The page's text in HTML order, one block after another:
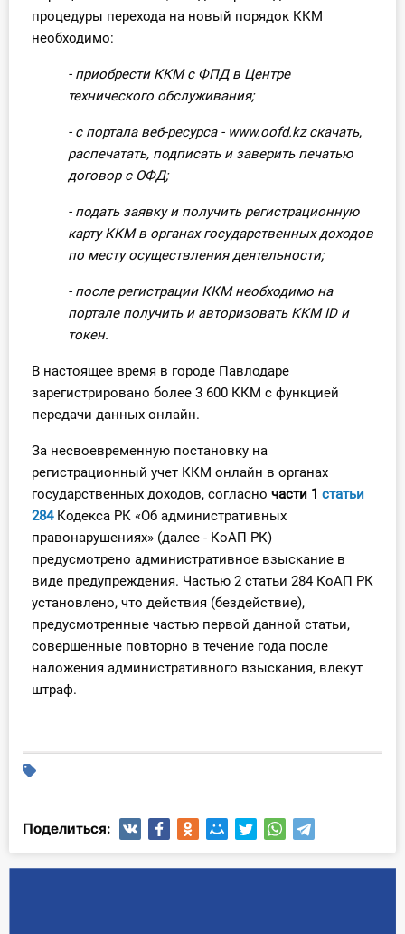
процедуры перехода на новый порядок ККМ
необходимо:
- приобрести ККМ с ФПД в Центре
технического обслуживания;
- с портала веб-ресурса - www.oofd.kz скачать,
распечатать, подписать и заверить печатью
договор с ОФД;
- подать заявку и получить регистрационную
карту ККМ в органах государственных доходов
по месту осуществления деятельности;
- после регистрации ККМ необходимо на
портале получить и авторизовать ККМ ID и
токен.
В настоящее время в городе Павлодаре
зарегистрировано более 3 600 ККМ с функцией
передачи данных онлайн.
За несвоевременную постановку на
регистрационный учет ККМ онлайн в органах
государственных доходов, согласно части 1 статьи
284Кодекса РК «Об административных
правонарушениях» (далее - КоАП РК)
предусмотрено административное взыскание в
виде предупреждения. Частью 2 статьи 284 КоАП РК
установлено, что действия (бездействие),
предусмотренные частью первой данной статьи,
совершенные повторно в течение года после
наложения административного взыскания, влекут
штраф.
Поделиться: